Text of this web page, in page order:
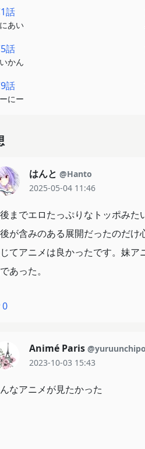
話
あい
話
かん
話
にー
はんと @Hanto
2025-05-04 11:46
までエロたっぷりなトッポみた
が含みのある展開だったのだけ
てアニメは良かったです。妹
あった。
0
Animé Paris
2023-10-03 15:43
なアニメが見たかった